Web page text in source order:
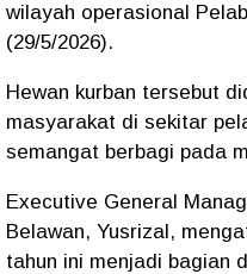
wilayah operasional
(29/5/2026).
Hewan kurban tersebut
masyarakat di sekitar
semangat berbagi pada
Executive General
Belawan, Yusrizal,
tahun ini menjadi bagian